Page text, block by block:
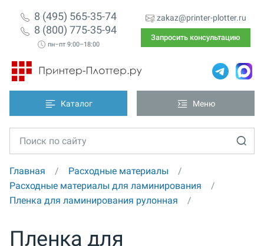
8 (495) 565-35-74
8 (800) 775-35-94
пн–пт 9:00–18:00
zakaz@printer-plotter.ru
Запросить консультацию
Каталог Меню
Главная
Расходные материалы
Расходные материалы для ламинирования
Пленка для ламинирования рулонная
Пленка для